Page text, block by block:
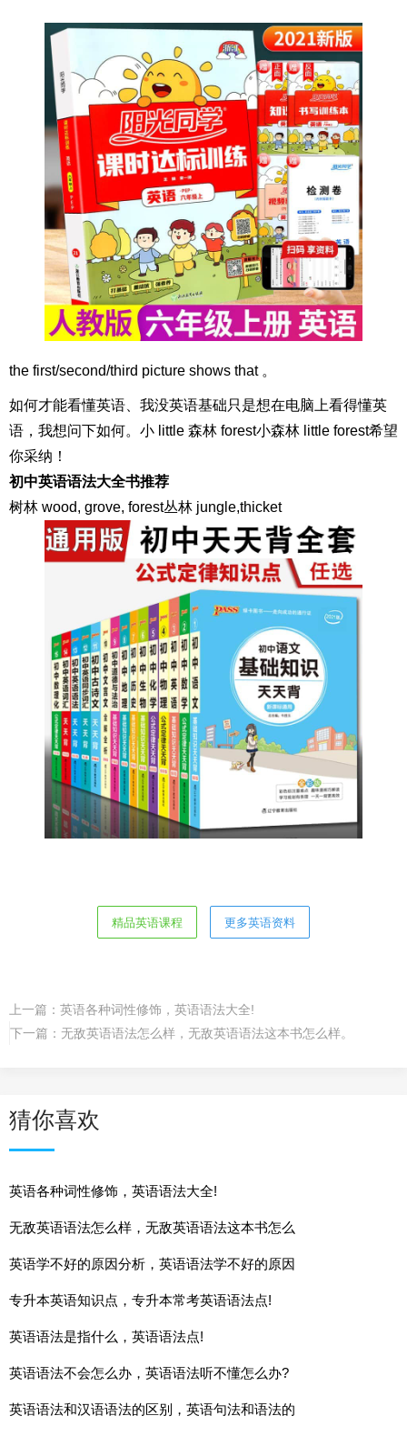
the first/second/third picture shows that 。
如何才能看懂英语、我没英语基础只是想在电脑上看得懂英
语，我想问下如何。小 little 森林 forest小森林 little forest希望
你采纳！
初中英语语法大全书推荐
树林 wood, grove, forest丛林 jungle,thicket
精品英语课程 更多英语资料
上一篇： 英语各种词性修饰，英语语法大全!
下一篇： 无敌英语语法怎么样，无敌英语语法这本书怎么样。
猜你喜欢
英语各种词性修饰，英语语法大全!
无敌英语语法怎么样，无敌英语语法这本书怎么
英语学不好的原因分析，英语语法学不好的原因
专升本英语知识点，专升本常考英语语法点!
英语语法是指什么，英语语法点!
英语语法不会怎么办，英语语法听不懂怎么办?
英语语法和汉语语法的区别，英语句法和语法的